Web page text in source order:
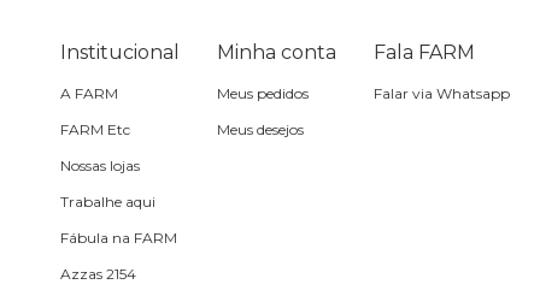
Institucional
A FARM
FARM Etc
Nossas lojas
Trabalhe aqui
Fábula na FARM
Azzas 2154
Minha conta
Meus pedidos
Meus desejos
Fala FARM
Falar via Whatsapp